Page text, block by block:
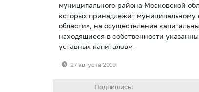
муниципального района Московской
которых принадлежит муниципальному
области», на осуществление
находящиеся в собственности
уставных капиталов».
27 августа 2019